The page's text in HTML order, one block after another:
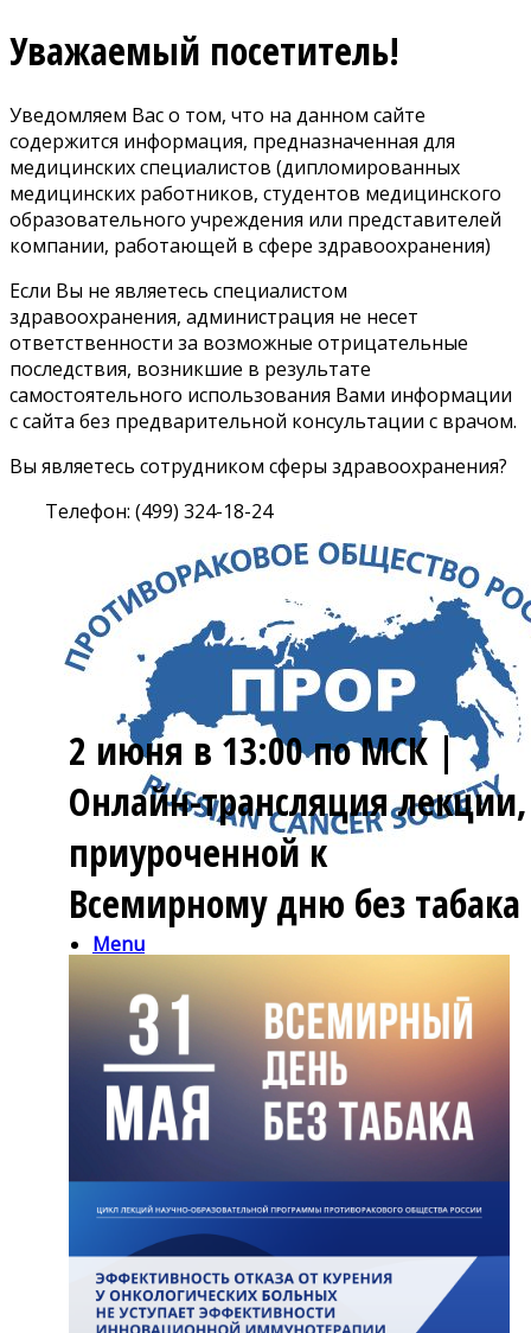
Уважаемый посетитель!
Уведомляем Вас о том, что на данном сайте
содержится информация, предназначенная для
медицинских специалистов (дипломированных
медицинских работников, студентов медицинского
образовательного учреждения или представителей
компании, работающей в сфере здравоохранения)
Если Вы не являетесь специалистом
здравоохранения, администрация не несет
ответственности за возможные отрицательные
последствия, возникшие в результате
самостоятельного использования Вами информации
с сайта без предварительной консультации с врачом.
Вы являетесь сотрудником сферы здравоохранения?
Телефон: (499) 324-18-24
Menu
Facebook
Mail
2 июня в 13:00 по МСК |
Онлайн-трансляция лекции,
приуроченной к
Всемирному дню без табака